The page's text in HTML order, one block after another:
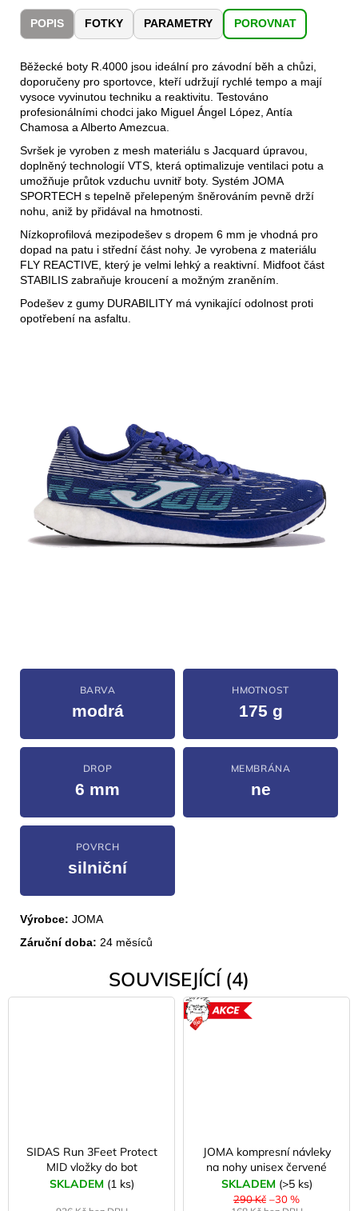
POPIS FOTKY PARAMETRY POROVNAT
Běžecké boty R.4000 jsou ideální pro závodní běh a chůzi,
doporučeny pro sportovce, kteří udržují rychlé tempo a mají
vysoce vyvinutou techniku a reaktivitu. Testováno
profesionálními chodci jako Miguel Ángel López, Antía
Chamosa a Alberto Amezcua.
Svršek je vyroben z mesh materiálu s Jacquard úpravou,
doplněný technologií VTS, která optimalizuje ventilaci potu a
umožňuje průtok vzduchu uvnitř boty. Systém JOMA
SPORTECH s tepelně přelepeným šněrováním pevně drží
nohu, aniž by přidával na hmotnosti.
Nízkoprofilová mezipodešev s dropem 6 mm je vhodná pro
dopad na patu i střední část nohy. Je vyrobena z materiálu
FLY REACTIVE, který je velmi lehký a reaktivní. Midfoot část
STABILIS zabraňuje kroucení a možným zraněním.
Podešev z gumy DURABILITY má vynikající odolnost proti
opotřebení na asfaltu.
BARVA
modrá
HMOTNOST
175 g
DROP
6 mm
MEMBRÁNA
ne
POVRCH
silniční
Výrobce: JOMA
Záruční doba: 24 měsíců
SOUVISEJÍCÍ (4)
SIDAS Run 3Feet Protect
MID vložky do bot
SKLADEM (1 ks)
JOMA kompresní návleky
na nohy unisex červené
SKLADEM (>5 ks)
290 Kč –30 %